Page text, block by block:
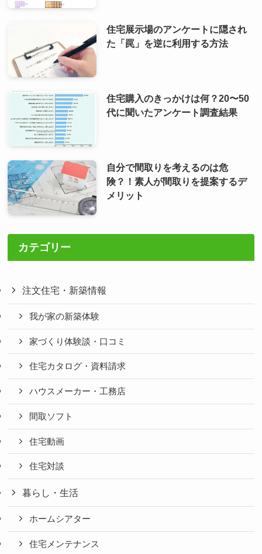
住宅展示場のアンケートに隠され
た「罠」を逆に利用する方法
住宅購入のきっかけは何？20〜50
代に聞いたアンケート調査結果
自分で間取りを考えるのは危
険？！素人が間取りを提案するデ
メリット
カテゴリー
注文住宅・新築情報
我が家の新築体験
家づくり体験談・口コミ
住宅カタログ・資料請求
ハウスメーカー・工務店
間取ソフト
住宅動画
住宅対談
暮らし・生活
ホームシアター
住宅メンテナンス